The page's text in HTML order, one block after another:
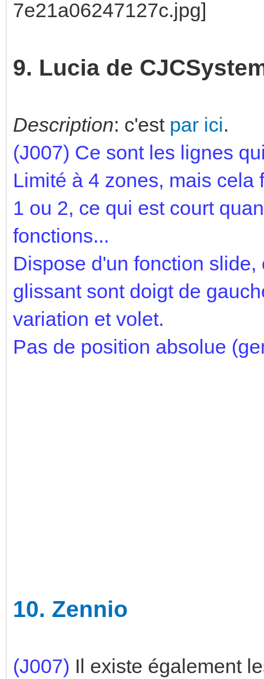
9. Lucia de
Description: c'est par ici.
(J007) Ce sont les lignes
Limité à 4 zones, mais cela
1 ou 2, ce qui est court
fonctions...
Dispose d'un fonction
glissant sont doigt de
variation et volet.
Pas de position absolue
10. Zennio
(J007) Il existe également